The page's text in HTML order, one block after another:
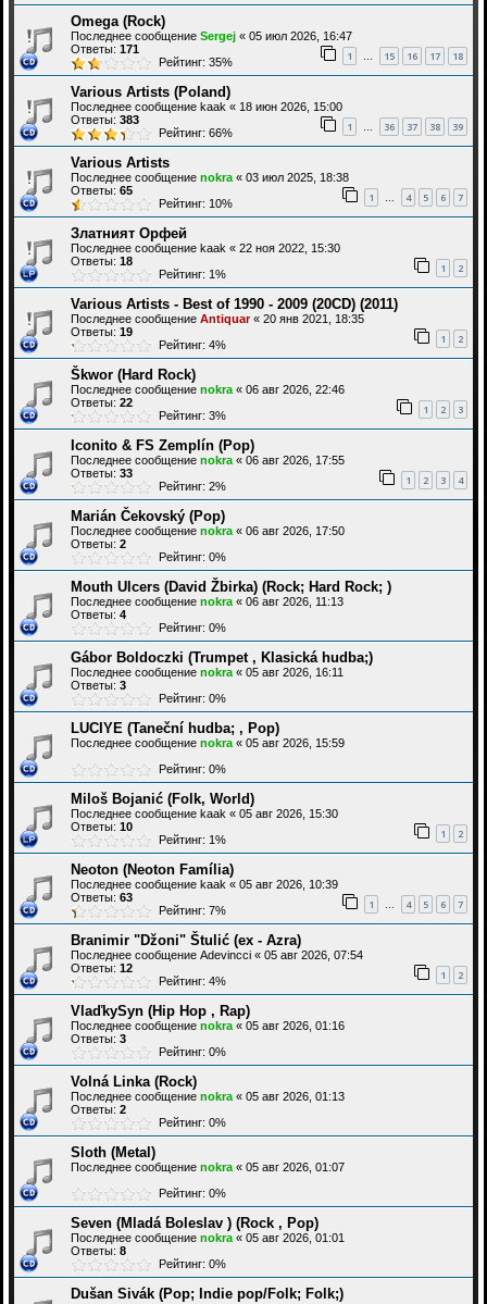
Omega (Rock)
Последнее сообщение Sergej « 05 июл 2026, 16:47
Ответы: 171 1 … 15 16 17 18
Рейтинг: 35%
Various Artists (Poland)
Последнее сообщение kaak « 18 июн 2026, 15:00
Ответы: 383 1 … 36 37 38 39
Рейтинг: 66%
Various Artists
Последнее сообщение nokra « 03 июл 2025, 18:38
Ответы: 65 1 … 4 5 6 7
Рейтинг: 10%
Златният Орфей
Последнее сообщение kaak « 22 ноя 2022, 15:30
Ответы: 18 1 2
Рейтинг: 1%
Various Artists - Best of 1990 - 2009 (20СD) (2011)
Последнее сообщение Antiquar« 20 янв 2021, 18:35
Ответы: 19 1 2
Рейтинг: 4%
Škwor (Hard Rock)
Последнее сообщение nokra « 06 авг 2026, 22:46
Ответы: 22 1 2 3
Рейтинг: 3%
Iconito & FS Zemplín (Pop)
Последнее сообщение nokra « 06 авг 2026, 17:55
Ответы: 33 1 2 3 4
Рейтинг: 2%
Marián Čekovský (Pop)
Последнее сообщение nokra « 06 авг 2026, 17:50
Ответы: 2
Рейтинг: 0%
Mouth Ulcers (David Žbirka) (Rock; Hard Rock; )
Последнее сообщение nokra « 06 авг 2026, 11:13
Ответы: 4
Рейтинг: 0%
Gábor Boldoczki (Trumpet , Klasická hudba;)
Последнее сообщение nokra « 05 авг 2026, 16:11
Ответы: 3
Рейтинг: 0%
LUCIYE (Taneční hudba; , Pop)
Последнее сообщение nokra « 05 авг 2026, 15:59
Рейтинг: 0%
Miloš Bojanić (Folk, World)
Последнее сообщение kaak « 05 авг 2026, 15:30
Ответы: 10 1 2
Рейтинг: 1%
Neoton (Neoton Família)
Последнее сообщение kaak « 05 авг 2026, 10:39
Ответы: 63 1 … 4 5 6 7
Рейтинг: 7%
Branimir "Džoni" Štulić (ex - Azra)
Последнее сообщение Adevincci « 05 авг 2026, 07:54
Ответы: 12 1 2
Рейтинг: 4%
VlaďkySyn (Hip Hop , Rap)
Последнее сообщение nokra « 05 авг 2026, 01:16
Ответы: 3
Рейтинг: 0%
Volná Linka (Rock)
Последнее сообщение nokra « 05 авг 2026, 01:13
Ответы: 2
Рейтинг: 0%
Sloth (Metal)
Последнее сообщение nokra « 05 авг 2026, 01:07
Рейтинг: 0%
Seven (Mladá Boleslav ) (Rock , Pop)
Последнее сообщение nokra « 05 авг 2026, 01:01
Ответы: 8
Рейтинг: 0%
Dušan Sivák (Pop; Indie pop/Folk; Folk;)